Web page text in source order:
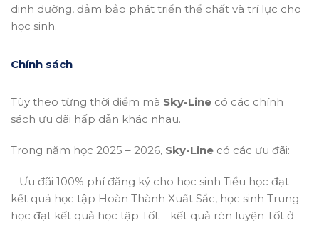
dinh dưỡng, đảm bảo phát triển thể chất và trí lực cho
học sinh.
Chính sách
Tùy theo từng thời điểm mà Sky-Line có các chính
sách ưu đãi hấp dẫn khác nhau.
Trong năm học 2025 – 2026, Sky-Line có các ưu đãi:
– Ưu đãi 100% phí đăng ký cho học sinh Tiểu học đạt
kết quả học tập Hoàn Thành Xuất Sắc, học sinh Trung
học đạt kết quả học tập Tốt – kết quả rèn luyện Tốt ở